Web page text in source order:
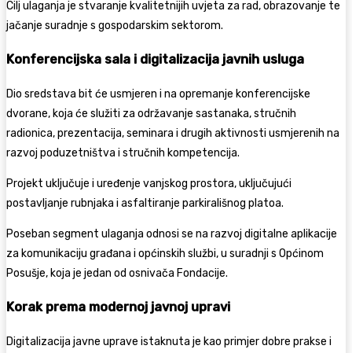
Cilj ulaganja je stvaranje kvalitetnijih uvjeta za rad, obrazovanje te
jačanje suradnje s gospodarskim sektorom.
Konferencijska sala i digitalizacija javnih usluga
Dio sredstava bit će usmjeren i na opremanje konferencijske
dvorane, koja će služiti za održavanje sastanaka, stručnih
radionica, prezentacija, seminara i drugih aktivnosti usmjerenih na
razvoj poduzetništva i stručnih kompetencija.
Projekt uključuje i uređenje vanjskog prostora, uključujući
postavljanje rubnjaka i asfaltiranje parkirališnog platoa.
Poseban segment ulaganja odnosi se na razvoj digitalne aplikacije
za komunikaciju građana i općinskih službi, u suradnji s Općinom
Posušje, koja je jedan od osnivača Fondacije.
Korak prema modernoj javnoj upravi
Digitalizacija javne uprave istaknuta je kao primjer dobre prakse i